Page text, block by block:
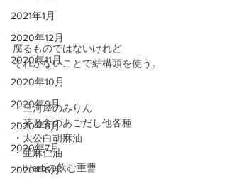
2021年1月
2020年12月
2020年11月
2020年10月
2020年9月
2020年8月
2020年7月
2020年6月
腐るものではないけれど
それがないことで結構頭を使う。
・三河屋のみりん
・茅乃舎のあごだし他各種
・太公白胡麻油
・亜麻仁油
・iHerbの飲む重曹